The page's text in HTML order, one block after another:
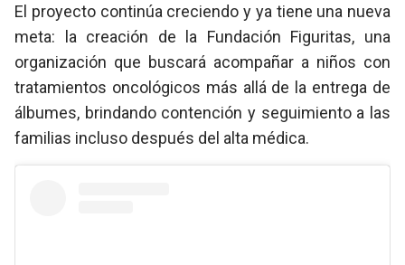
El proyecto continúa creciendo y ya tiene una nueva
meta: la creación de la Fundación Figuritas, una
organización que buscará acompañar a niños con
tratamientos oncológicos más allá de la entrega de
álbumes, brindando contención y seguimiento a las
familias incluso después del alta médica.